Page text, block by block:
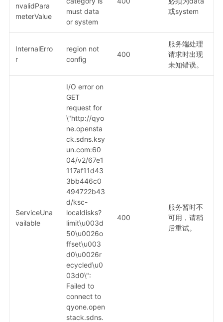
nvalidPara
meterValue
must data
or system
或system
InternalErro
r
region not
config
400
服务端处理
请求时出现
未知错误。
ServiceUna
vailable
I/O error on
GET
request for
\"http://qyo
ne.opensta
ck.sdns.ksy
un.com:60
04/v2/67e1
117af11d43
3bb446c0
494722b43
d/ksc-
localdisks?
limit\u003d
50\u0026o
ffset\u003
d0\u0026r
ecycled\u0
03d0\":
Failed to
connect to
qyone.open
stack.sdns.
400
服务暂时不
可用，请稍
后重试。